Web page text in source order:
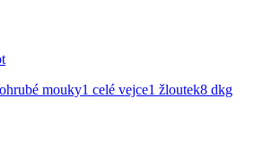
mouky1 celé vejce1 žloutek8 dkg